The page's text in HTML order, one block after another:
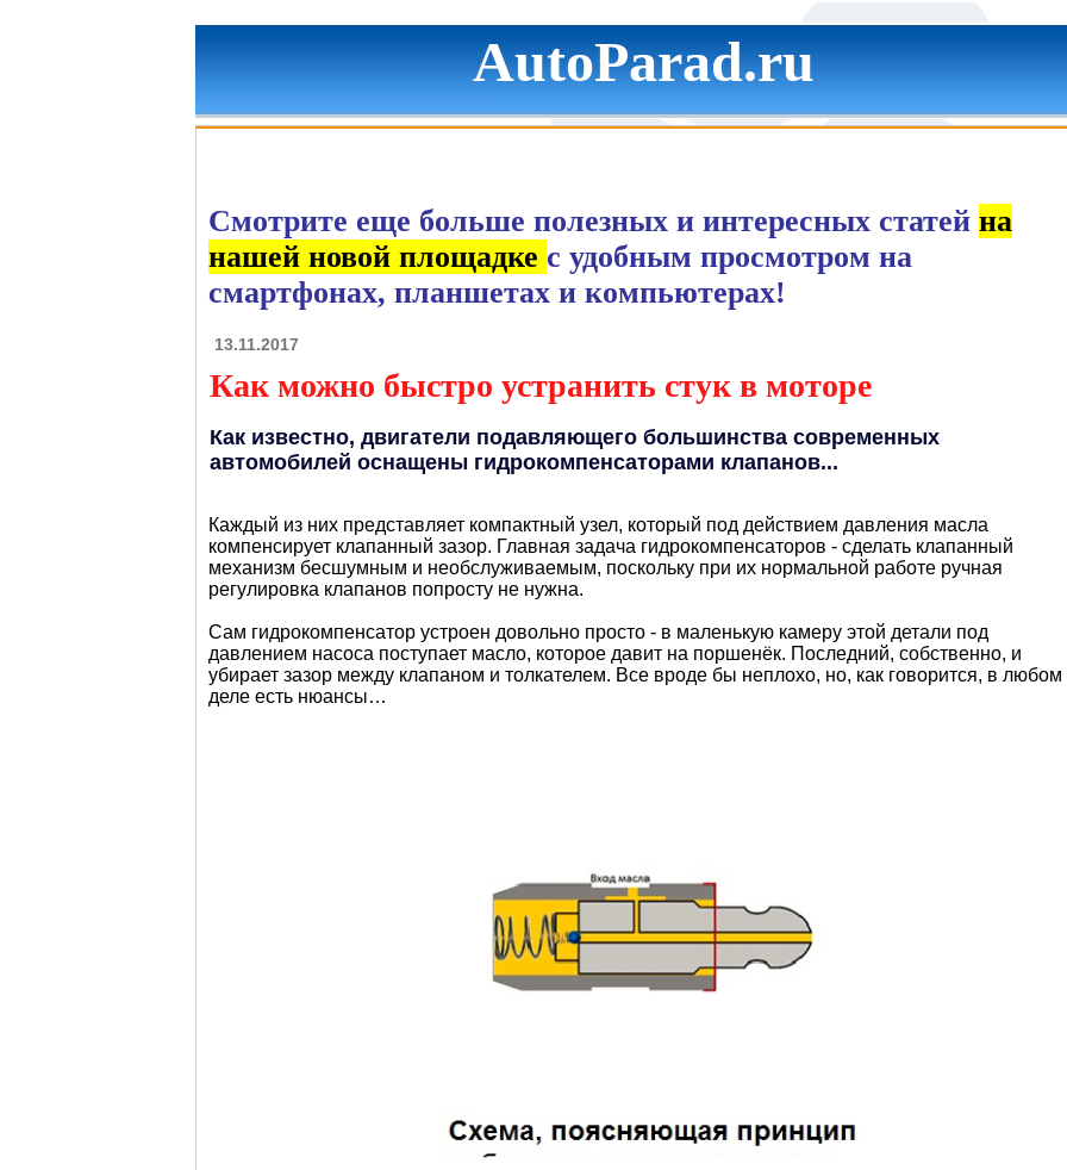
AutoParad.ru
Смотрите еще больше полезных и интересных статей на
нашей новой площадке с удобным просмотром на
смартфонах, планшетах и компьютерах!
13.11.2017
Как можно быстро устранить стук в моторе
Как известно, двигатели подавляющего большинства современных
автомобилей оснащены гидрокомпенсаторами клапанов...
Каждый из них представляет компактный узел, который под действием давления масла
компенсирует клапанный зазор. Главная задача гидрокомпенсаторов - сделать клапанный
механизм бесшумным и необслуживаемым, поскольку при их нормальной работе ручная
регулировка клапанов попросту не нужна.
Сам гидрокомпенсатор устроен довольно просто - в маленькую камеру этой детали под
давлением насоса поступает масло, которое давит на поршенёк. Последний, собственно, и
убирает зазор между клапаном и толкателем. Все вроде бы неплохо, но, как говорится, в любом
деле есть нюансы…